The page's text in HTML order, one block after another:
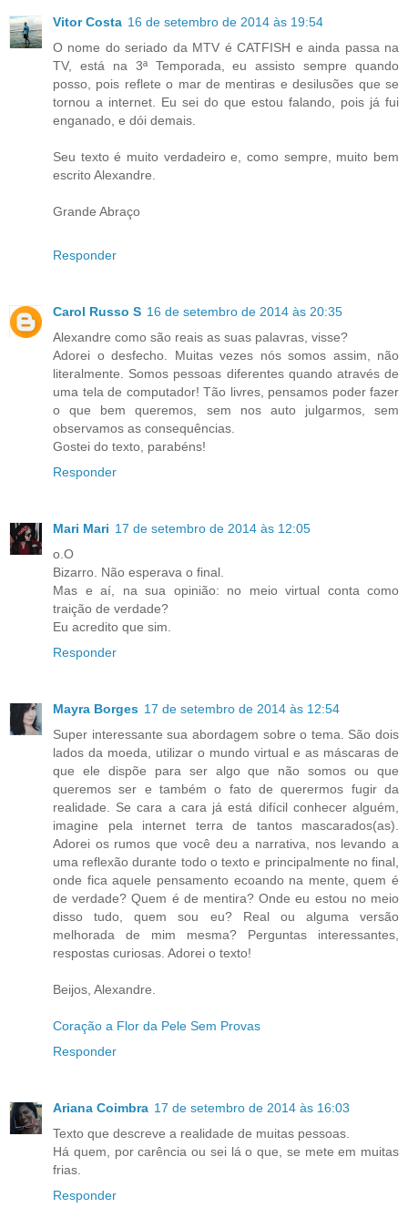
Vitor Costa 16 de setembro de 2014 às 19:54
O nome do seriado da MTV é CATFISH e ainda passa na
TV, está na 3ª Temporada, eu assisto sempre quando
posso, pois reflete o mar de mentiras e desilusões que se
tornou a internet. Eu sei do que estou falando, pois já fui
enganado, e dói demais.
Seu texto é muito verdadeiro e, como sempre, muito bem
escrito Alexandre.
Grande Abraço
Responder
Carol Russo S 16 de setembro de 2014 às 20:35
Alexandre como são reais as suas palavras, visse?
Adorei o desfecho. Muitas vezes nós somos assim, não
literalmente. Somos pessoas diferentes quando através de
uma tela de computador! Tão livres, pensamos poder fazer
o que bem queremos, sem nos auto julgarmos, sem
observamos as consequências.
Gostei do texto, parabéns!
Responder
Mari Mari 17 de setembro de 2014 às 12:05
o.O
Bizarro. Não esperava o final.
Mas e aí, na sua opinião: no meio virtual conta como
traição de verdade?
Eu acredito que sim.
Responder
Mayra Borges 17 de setembro de 2014 às 12:54
Super interessante sua abordagem sobre o tema. São dois
lados da moeda, utilizar o mundo virtual e as máscaras de
que ele dispõe para ser algo que não somos ou que
queremos ser e também o fato de querermos fugir da
realidade. Se cara a cara já está difícil conhecer alguém,
imagine pela internet terra de tantos mascarados(as).
Adorei os rumos que você deu a narrativa, nos levando a
uma reflexão durante todo o texto e principalmente no final,
onde fica aquele pensamento ecoando na mente, quem é
de verdade? Quem é de mentira? Onde eu estou no meio
disso tudo, quem sou eu? Real ou alguma versão
melhorada de mim mesma? Perguntas interessantes,
respostas curiosas. Adorei o texto!
Beijos, Alexandre.
Coração a Flor da Pele Sem Provas
Responder
Ariana Coimbra 17 de setembro de 2014 às 16:03
Texto que descreve a realidade de muitas pessoas.
Há quem, por carência ou sei lá o que, se mete em muitas
frias.
Responder